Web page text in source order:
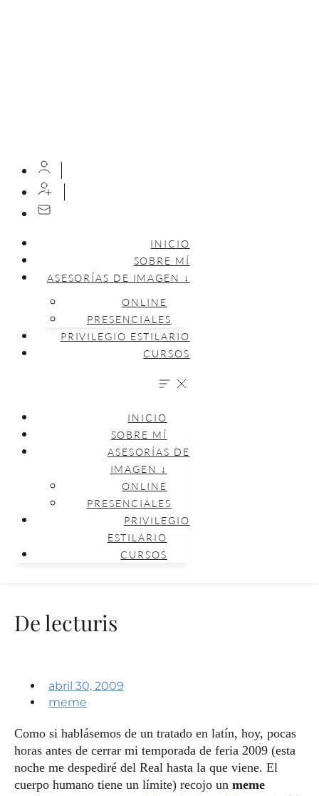
INICIO
SOBRE MÍ
ASESORÍAS DE IMAGEN ↓
ONLINE
PRESENCIALES
PRIVILEGIO ESTILARIO
CURSOS
INICIO
SOBRE MÍ
ASESORÍAS DE
IMAGEN ↓
ONLINE
PRESENCIALES
PRIVILEGIO
ESTILARIO
CURSOS
De lecturis
abril 30, 2009
meme
Como si hablásemos de un tratado en latín, hoy, pocas
horas antes de cerrar mi temporada de feria 2009 (esta
noche me despediré del Real hasta la que viene. El
cuerpo humano tiene un límite) recojo un meme